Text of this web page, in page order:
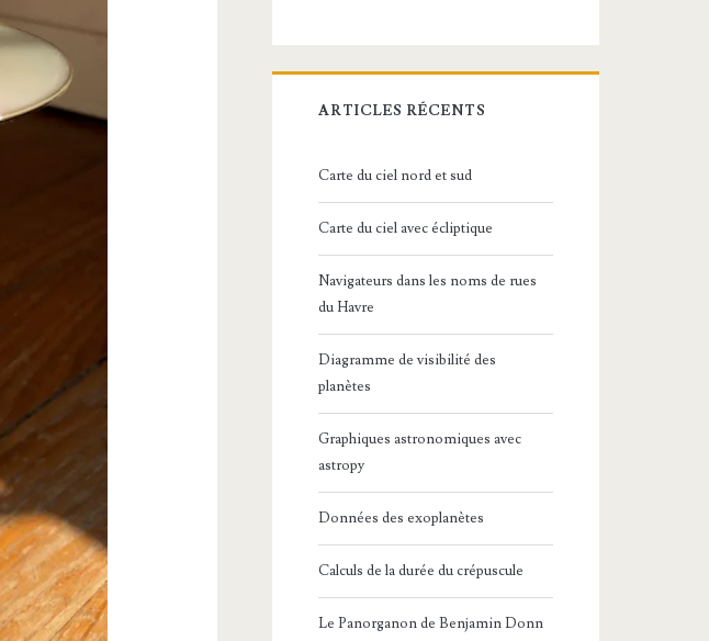
ARTICLES RÉCENTS
Carte du ciel nord et sud
Carte du ciel avec écliptique
Navigateurs dans les noms de rues
du Havre
Diagramme de visibilité des
planètes
Graphiques astronomiques avec
astropy
Données des exoplanètes
Calculs de la durée du crépuscule
Le Panorganon de Benjamin Donn